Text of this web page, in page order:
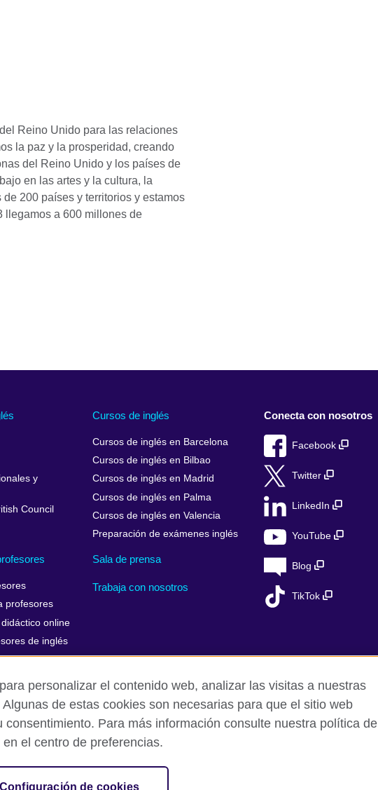
Reino Unido para las relaciones
la paz y la prosperidad, creando
del Reino Unido y los países de
en las artes y la cultura, la
200 países y territorios y estamos
llegamos a 600 millones de
y
Council
Cursos de inglés
Cursos de inglés en Barcelona
Cursos de inglés en Bilbao
Cursos de inglés en Madrid
Cursos de inglés en Palma
Cursos de inglés en Valencia
Preparación de exámenes inglés
profesores
online
de inglés
Sala de prensa
Trabaja con nosotros
Conecta con nosotros
Facebook
Twitter
LinkedIn
YouTube
Blog
TikTok
Cookies Mapa del sitio
personalizar el contenido web, analizar las visitas a nuestras
de estas cookies son necesarias para que el sitio web
Para más información consulte nuestra política de
el centro de preferencias.
Configuración de cookies